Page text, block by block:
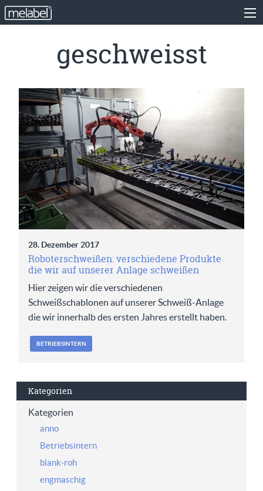
geschweisst
28. Dezember 2017
Roboterschweißen: verschiedene Produkte
die wir auf unserer Anlage schweißen
Hier zeigen wir die verschiedenen
Schweißschablonen auf unserer Schweiß-Anlage
die wir innerhalb des ersten Jahres erstellt haben.
BETRIEBSINTERN
Kategorien
Kategorien
anno
Betriebsintern
blank-roh
engmaschig